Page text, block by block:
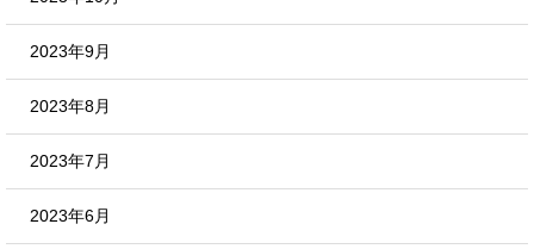
2023年9月
2023年8月
2023年7月
2023年6月